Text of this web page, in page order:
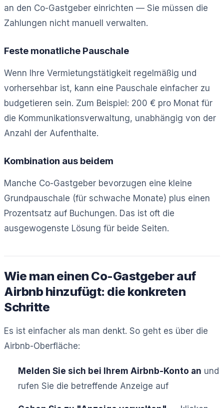
an den Co-Gastgeber einrichten — Sie müssen die
Zahlungen nicht manuell verwalten.
Feste monatliche Pauschale
Wenn Ihre Vermietungstätigkeit regelmäßig und
vorhersehbar ist, kann eine Pauschale einfacher zu
budgetieren sein. Zum Beispiel: 200 € pro Monat für
die Kommunikationsverwaltung, unabhängig von der
Anzahl der Aufenthalte.
Kombination aus beidem
Manche Co-Gastgeber bevorzugen eine kleine
Grundpauschale (für schwache Monate) plus einen
Prozentsatz auf Buchungen. Das ist oft die
ausgewogenste Lösung für beide Seiten.
Wie man einen Co-Gastgeber auf
Airbnb hinzufügt: die konkreten
Schritte
Es ist einfacher als man denkt. So geht es über die
Airbnb-Oberfläche:
Melden Sie sich bei Ihrem Airbnb-Konto an und
rufen Sie die betreffende Anzeige auf